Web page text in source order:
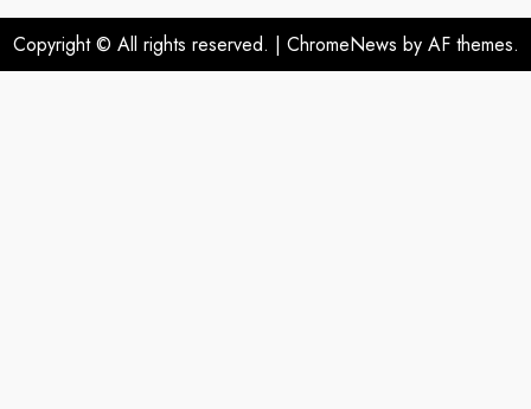
Copyright © All rights reserved. | ChromeNews by AF themes.